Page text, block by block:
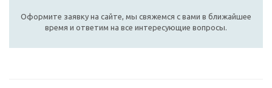
Оформите заявку на сайте, мы свяжемся с вами в ближайшее
время и ответим на все интересующие вопросы.